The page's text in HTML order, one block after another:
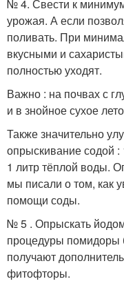
№ 4. Свести к
урожая. А если
поливать. При
вкусными и
полностью уходят.
Важно : на почвах с
и в знойное сухое
Также значительно
опрыскивание содой
1 литр тёплой воды.
мы писали о том, как
помощи соды.
№ 5 . Опрыскать
процедуры помидоры
получают
фитофторы.